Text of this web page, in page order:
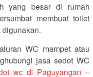
yang besar di rumah
membuat toilet
WC mampet atau
jasa sedot WC
wc di Paguyangan –